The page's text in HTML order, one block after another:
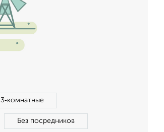
3‑комнатные
Без посредников